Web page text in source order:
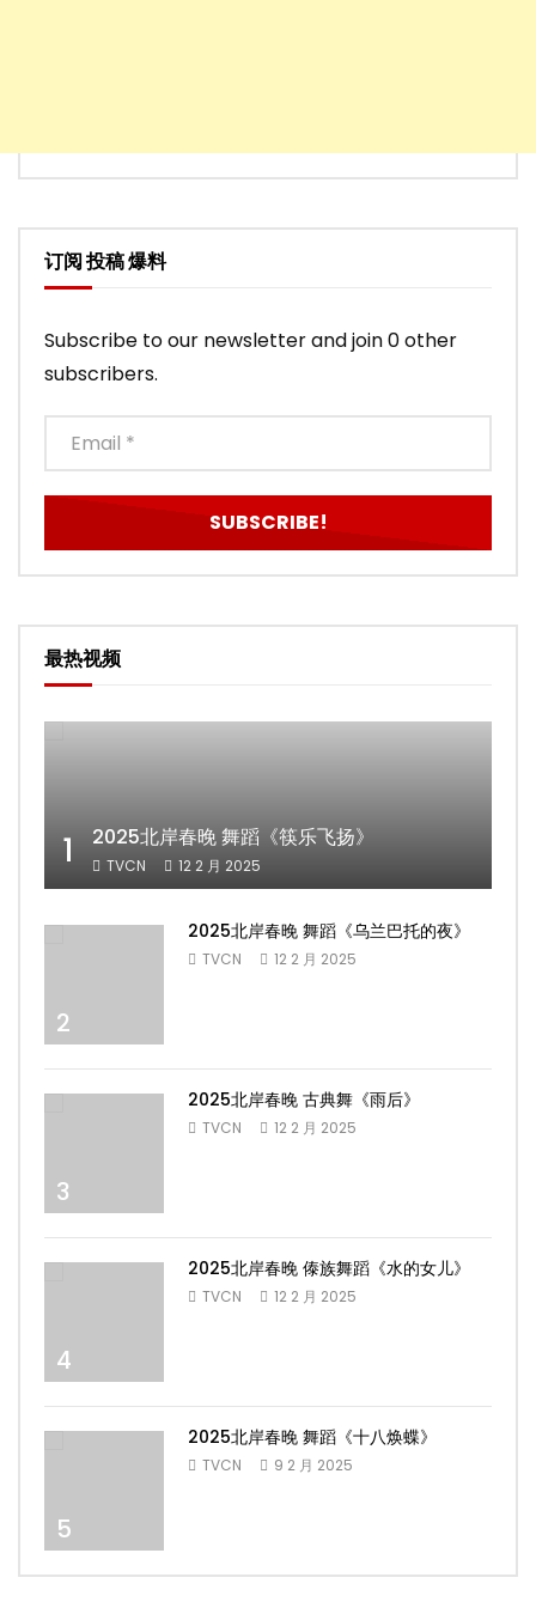
订阅 投稿 爆料
Subscribe to our newsletter and join 0 other
subscribers.
最热视频
1 2025北岸春晚 舞蹈《筷乐飞扬》
TVCN 12 2 月 2025
2
2025北岸春晚 舞蹈《乌兰巴托的夜》
TVCN 12 2 月 2025
3
2025北岸春晚 古典舞《雨后》
TVCN 12 2 月 2025
4
2025北岸春晚 傣族舞蹈《水的女儿》
TVCN 12 2 月 2025
5
2025北岸春晚 舞蹈《十八焕蝶》
TVCN 9 2 月 2025